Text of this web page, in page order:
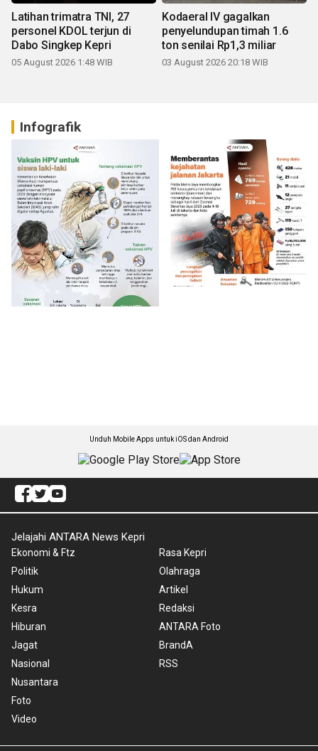
Latihan trimatra TNI, 27
personel KDOL terjun di
Dabo Singkep Kepri
05 August 2026 1:48 WIB
Kodaeral IV gagalkan
penyelundupan timah 1.6
ton senilai Rp1,3 miliar
03 August 2026 20:18 WIB
Infografik
Unduh Mobile Apps untuk iOS dan Android
Jelajahi ANTARA News Kepri
Ekonomi & Ftz
Politik
Hukum
Kesra
Hiburan
Jagat
Nasional
Nusantara
Foto
Video
Rasa Kepri
Olahraga
Artikel
Redaksi
ANTARA Foto
BrandA
RSS